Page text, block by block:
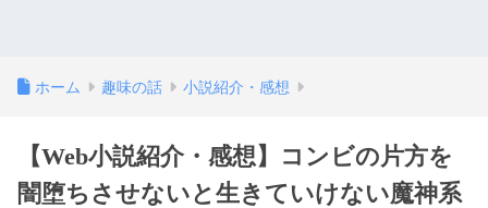
ホーム 趣味の話 小説紹介・感想
【Web小説紹介・感想】コンビの片方を
闇堕ちさせないと生きていけない魔神系